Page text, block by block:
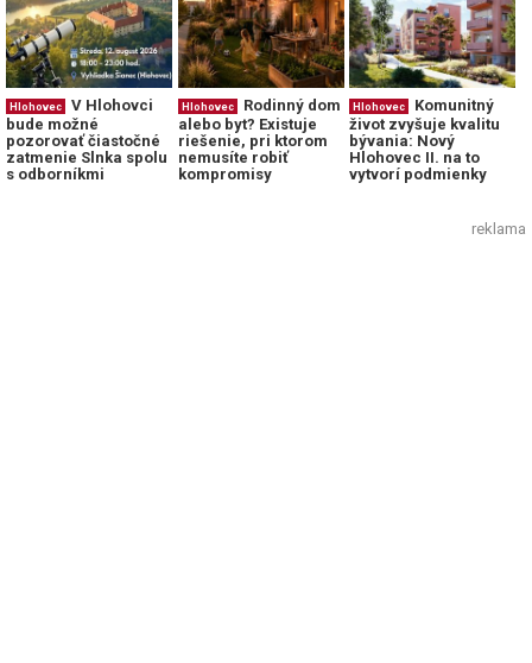
Hlohovec
V Hlohovci
bude možné
pozorovať čiastočné
zatmenie Slnka spolu
s odborníkmi
Hlohovec
Rodinný dom
alebo byt? Existuje
riešenie, pri ktorom
nemusíte robiť
kompromisy
Hlohovec
Komunitný
život zvyšuje kvalitu
bývania: Nový
Hlohovec II. na to
vytvorí podmienky
reklama